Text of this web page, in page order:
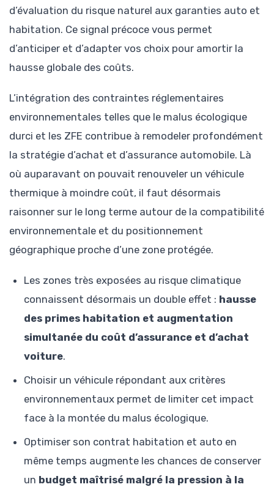
d’évaluation du risque naturel aux garanties auto et
habitation. Ce signal précoce vous permet
d’anticiper et d’adapter vos choix pour amortir la
hausse globale des coûts.
L’intégration des contraintes réglementaires
environnementales telles que le malus écologique
durci et les ZFE contribue à remodeler profondément
la stratégie d’achat et d’assurance automobile. Là
où auparavant on pouvait renouveler un véhicule
thermique à moindre coût, il faut désormais
raisonner sur le long terme autour de la compatibilité
environnementale et du positionnement
géographique proche d’une zone protégée.
Les zones très exposées au risque climatique
connaissent désormais un double effet : hausse
des primes habitation et augmentation
simultanée du coût d’assurance et d’achat
voiture.
Choisir un véhicule répondant aux critères
environnementaux permet de limiter cet impact
face à la montée du malus écologique.
Optimiser son contrat habitation et auto en
même temps augmente les chances de conserver
un budget maîtrisé malgré la pression à la